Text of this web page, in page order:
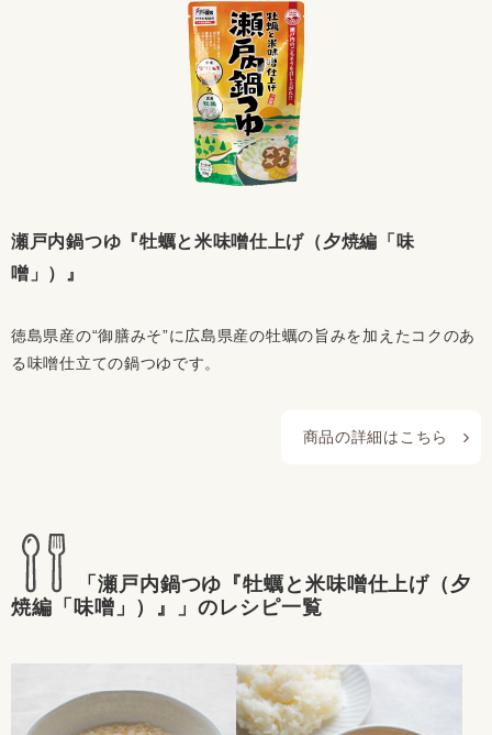
瀬戸内鍋つゆ『牡蠣と米味噌仕上げ（夕焼編「味
噌」）』
徳島県産の“御膳みそ”に広島県産の牡蠣の旨みを加えたコクのあ
る味噌仕立ての鍋つゆです。
商品の詳細はこちら
「瀬戸内鍋つゆ『牡蠣と米味噌仕上げ（夕
焼編「味噌」）』」のレシピ一覧